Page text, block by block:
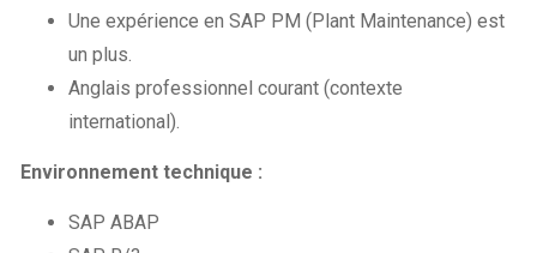
Une expérience en SAP PM (Plant Maintenance) est
un plus.
Anglais professionnel courant (contexte
international).
Environnement technique :
SAP ABAP